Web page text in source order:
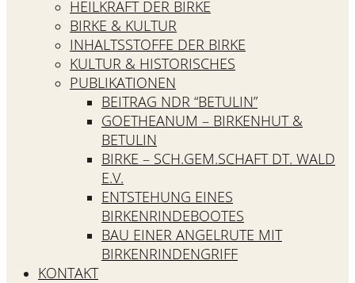
HEILKRAFT DER BIRKE
BIRKE & KULTUR
INHALTSSTOFFE DER BIRKE
KULTUR & HISTORISCHES
PUBLIKATIONEN
BEITRAG NDR “BETULIN”
GOETHEANUM – BIRKENHUT &
BETULIN
BIRKE – SCH.GEM.SCHAFT DT. WALD
E.V.
ENTSTEHUNG EINES
BIRKENRINDEBOOTES
BAU EINER ANGELRUTE MIT
BIRKENRINDENGRIFF
KONTAKT